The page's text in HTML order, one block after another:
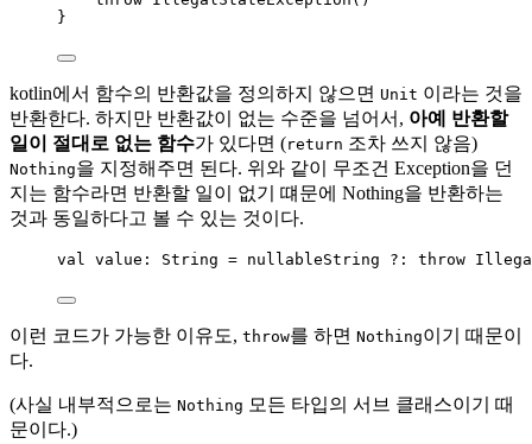
}
kotlin에서 함수의 반환값을 정의하지 않으면 Unit 이라는 것을
반환한다. 하지만 반환값이 없는 수준을 넘어서, 아예 반환할
일이 절대로 없는 함수가 있다면 (return 조차 쓰지 않음)
Nothing을 지정해주면 된다. 위와 같이 무조건 Exception을 던
지는 함수라면 반환할 일이 없기 떄문에 Nothing을 반환하는
것과 동일하다고 볼 수 있는 것이다.
val value : String = nullableString ?: throw
이런 코드가 가능한 이유도, throw를 하면 Nothing이기 때문이
다.
(사실 내부적으로는 Nothing 모든 타입의 서브 클래스이기 때
문이다.)